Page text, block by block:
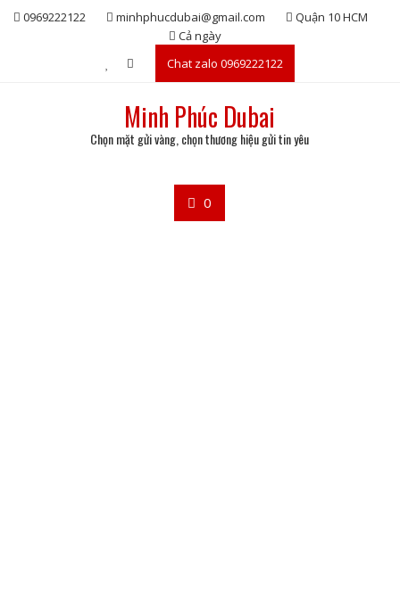
Skip0969222122 minhphucdubai@gmail.com
Quận 10 HCM
Cả ngày
Chat zalo 0969222122
Minh Phúc Dubai
Chọn mặt gửi vàng, chọn thương hiệu gửi tin yêu
0